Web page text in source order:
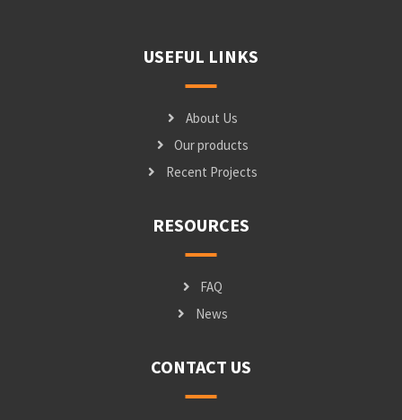
USEFUL LINKS
About Us
Our products
Recent Projects
RESOURCES
FAQ
News
CONTACT US